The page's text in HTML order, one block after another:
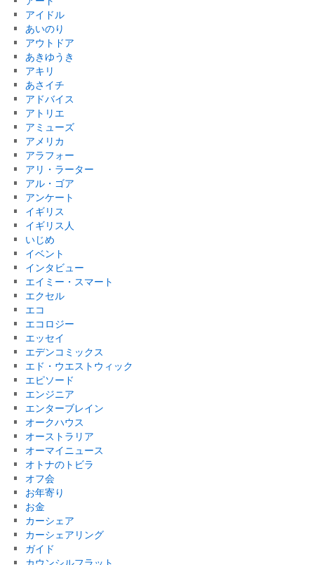
アイドル
あいのり
アウトドア
あきゆうき
アキリ
あさイチ
アドバイス
アトリエ
アミューズ
アメリカ
アラフォー
アリ・ラーター
アル・ゴア
アンケート
イギリス
イギリス人
いじめ
イベント
インタビュー
エイミー・スマート
エクセル
エコ
エコロジー
エッセイ
エデンコミックス
エド・ウエストウィック
エピソード
エンジニア
エンターブレイン
オークハウス
オーストラリア
オーマイニュース
オトナのトビラ
オフ会
お年寄り
お金
カーシェア
カーシェアリング
ガイド